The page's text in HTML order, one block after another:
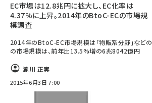
EC市場は12.8兆円に拡大し、EC化率は
4.37%に上昇。2014年のBtoC-ECの市場規
模調査
2014年のBtoC-EC市場規模は「物販系分野」などの
の市場規模は、前年比13.5%増の6兆8042億円
瀧川 正実
2015年6月3日 7:00